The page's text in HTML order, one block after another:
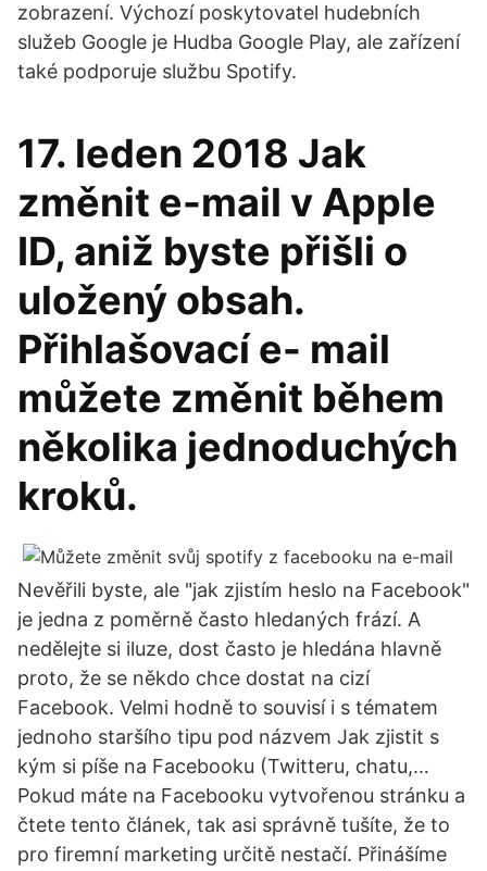
zobrazení. Výchozí poskytovatel hudebních
služeb Google je Hudba Google Play, ale zařízení
také podporuje službu Spotify.
17. leden 2018 Jak
změnit e-mail v Apple
ID, aniž byste přišli o
uložený obsah.
Přihlašovací e- mail
můžete změnit během
několika jednoduchých
kroků.
Nevěřili byste, ale "jak zjistím heslo na Facebook"
je jedna z poměrně často hledaných frází. A
nedělejte si iluze, dost často je hledána hlavně
proto, že se někdo chce dostat na cizí
Facebook. Velmi hodně to souvisí i s tématem
jednoho staršího tipu pod názvem Jak zjistit s
kým si píše na Facebooku (Twitteru, chatu,…
Pokud máte na Facebooku vytvořenou stránku a
čtete tento článek, tak asi správně tušíte, že to
pro firemní marketing určitě nestačí. Přinášíme